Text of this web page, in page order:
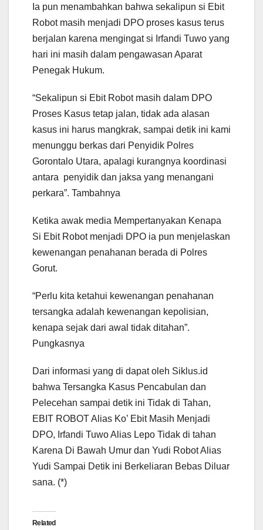
Ia pun menambahkan bahwa sekalipun si Ebit
Robot masih menjadi DPO proses kasus terus
berjalan karena mengingat si Irfandi Tuwo yang
hari ini masih dalam pengawasan Aparat
Penegak Hukum.
“Sekalipun si Ebit Robot masih dalam DPO
Proses Kasus tetap jalan, tidak ada alasan
kasus ini harus mangkrak, sampai detik ini kami
menunggu berkas dari Penyidik Polres
Gorontalo Utara, apalagi kurangnya koordinasi
antara penyidik dan jaksa yang menangani
perkara”. Tambahnya
Ketika awak media Mempertanyakan Kenapa
Si Ebit Robot menjadi DPO ia pun menjelaskan
kewenangan penahanan berada di Polres
Gorut.
“Perlu kita ketahui kewenangan penahanan
tersangka adalah kewenangan kepolisian,
kenapa sejak dari awal tidak ditahan”.
Pungkasnya
Dari informasi yang di dapat oleh Siklus.id
bahwa Tersangka Kasus Pencabulan dan
Pelecehan sampai detik ini Tidak di Tahan,
EBIT ROBOT Alias Ko’ Ebit Masih Menjadi
DPO, Irfandi Tuwo Alias Lepo Tidak di tahan
Karena Di Bawah Umur dan Yudi Robot Alias
Yudi Sampai Detik ini Berkeliaran Bebas Diluar
sana. (*)
Related